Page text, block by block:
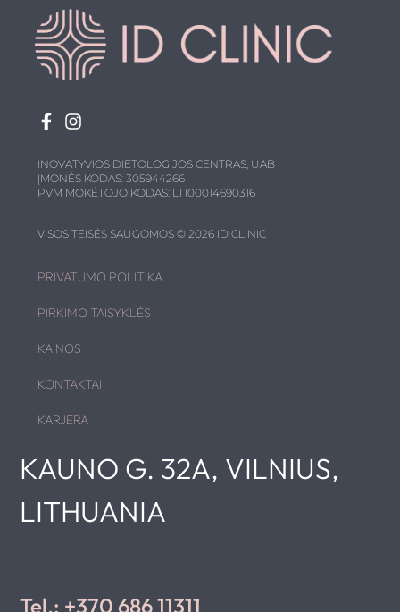
INOVATYVIOS DIETOLOGIJOS CENTRAS, UAB
ĮMONĖS KODAS: 305944266
PVM MOKĖTOJO KODAS: LT100014690316
VISOS TEISĖS SAUGOMOS © 2026 ID CLINIC
PRIVATUMO POLITIKA
PIRKIMO TAISYKLĖS
KAINOS
KONTAKTAI
KARJERA
KAUNO G. 32A, VILNIUS,
LITHUANIA
Tel.: +370 686 11311